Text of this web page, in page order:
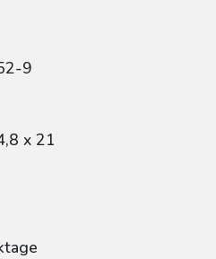
9
x 21